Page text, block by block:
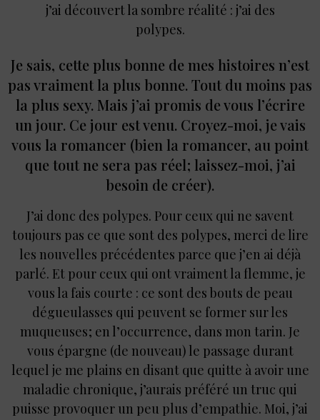
j’ai découvert la sombre réalité : j’ai des
polypes.
Je sais, cette plus bonne de mes histoires n’est
pas vraiment la plus bonne. Tout du moins pas
la plus sexy. Mais j’ai promis de vous l’écrire
un jour. Ce jour est venu. Croyez-moi, je vais
vous la romancer (bien la romancer, au point
que tout ne sera pas réel ; laissez-moi, j’ai
besoin de créer).
J’ai donc des polypes. Pour ceux qui ne savent
toujours pas ce que sont des polypes, merci de lire
les nouvelles précédentes parce que j’en ai déjà
parlé. Et pour ceux qui ont vraiment la flemme, je
vous la fais courte : ce sont des bouts de peau
dégueulasses qui peuvent se former sur les
muqueuses ; en l’occurrence, dans mon tarin. Je
vous épargne (de nouveau) le passage durant
lequel je me plains en disant que quitte à avoir une
maladie chronique, j’aurais préféré un truc qui
puisse provoquer un peu plus d’empathie. Moi, j’ai